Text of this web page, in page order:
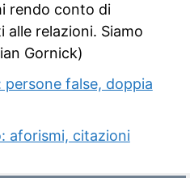
rendo conto di
relazioni. Siamo
Gornick)
persone false, doppia
aforismi, citazioni